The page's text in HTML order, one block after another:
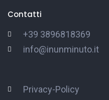
Contatti
+39 3896818369
info@inunminuto.it
Privacy-Policy